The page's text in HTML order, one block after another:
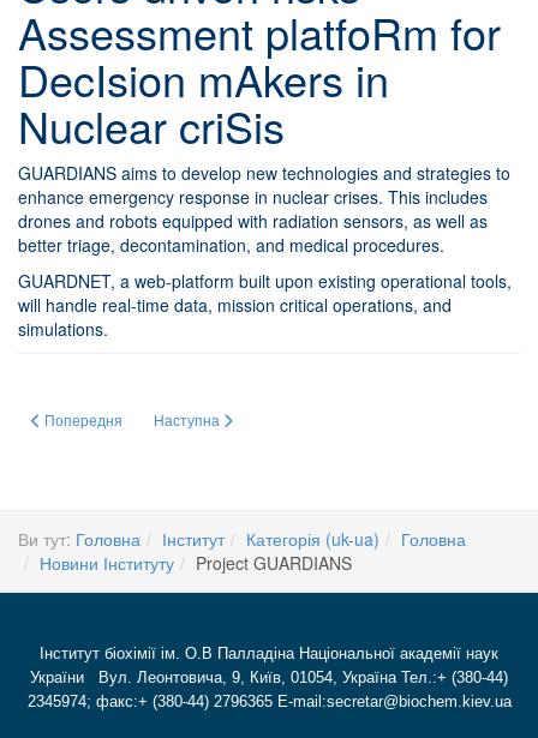
Assessment platfoRm for
DecIsion mAkers in
Nuclear criSis
GUARDIANS aims to develop new technologies and strategies to
enhance emergency response in nuclear crises. This includes
drones and robots equipped with radiation sensors, as well as
better triage, decontamination, and medical procedures.
GUARDNET, a web-platform built upon existing operational tools,
will handle real-time data, mission critical operations, and
simulations.
Попередня стаття: Дуальна освіта: нові можливості для підготовки
Попередня Наступна стаття: ЗАГАЛЬНІ ЗБОРИ НАЦІОНАЛЬНОЇ
Наступна
Ви тут: Головна Інститут Категорія (uk-ua)
Головна
Новини Інституту
Project GUARDIANS
Інститут біохімії ім. О.В Палладіна Національної академії наук
України Вул. Леонтовича, 9, Київ, 01054, Україна Тел.:+ (380-44)
2345974; факс:+ (380-44) 2796365 E-mail:secretar@biochem.kiev.ua